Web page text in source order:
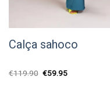
Calça sahoco
€119.90 O
€59.95O